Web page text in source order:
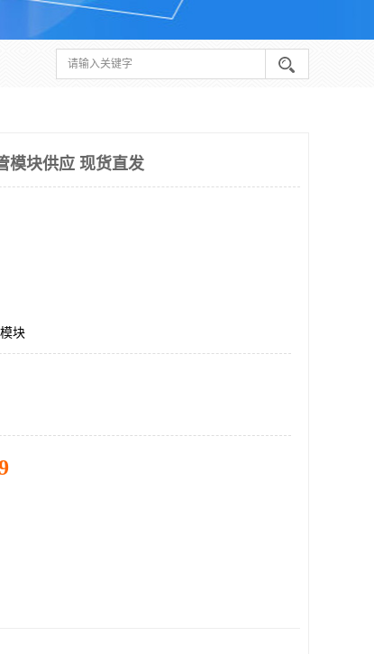
模块供应 现货直发
块